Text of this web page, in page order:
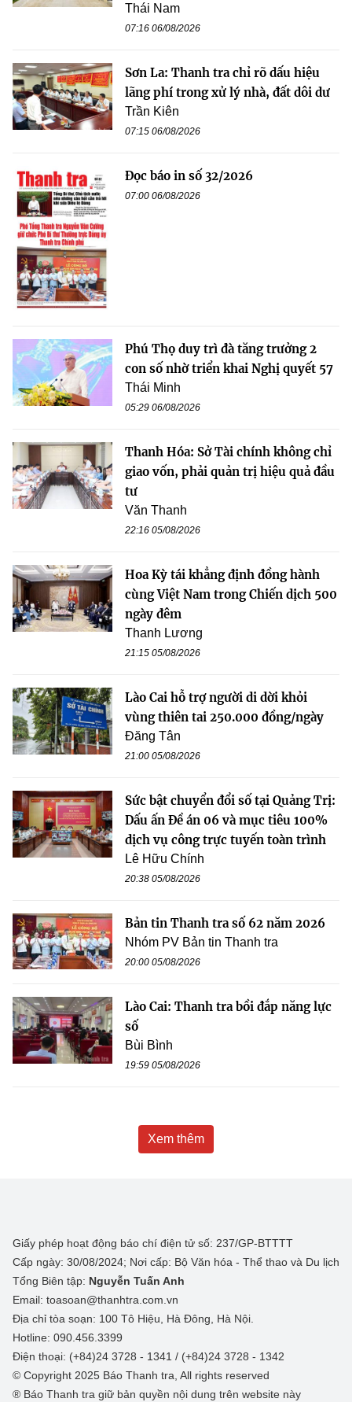
Thái Nam
07:16 06/08/2026
Sơn La: Thanh tra chỉ rõ dấu hiệu
lãng phí trong xử lý nhà, đất dôi dư
Trần Kiên
07:15 06/08/2026
Đọc báo in số 32/2026
07:00 06/08/2026
Phú Thọ duy trì đà tăng trưởng 2
con số nhờ triển khai Nghị quyết 57
Thái Minh
05:29 06/08/2026
Thanh Hóa: Sở Tài chính không chỉ
giao vốn, phải quản trị hiệu quả đầu
tư
Văn Thanh
22:16 05/08/2026
Hoa Kỳ tái khẳng định đồng hành
cùng Việt Nam trong Chiến dịch 500
ngày đêm
Thanh Lương
21:15 05/08/2026
Lào Cai hỗ trợ người di dời khỏi
vùng thiên tai 250.000 đồng/ngày
Đăng Tân
21:00 05/08/2026
Sức bật chuyển đổi số tại Quảng Trị:
Dấu ấn Đề án 06 và mục tiêu 100%
dịch vụ công trực tuyến toàn trình
Lê Hữu Chính
20:38 05/08/2026
Bản tin Thanh tra số 62 năm 2026
Nhóm PV Bản tin Thanh tra
20:00 05/08/2026
Lào Cai: Thanh tra bồi đắp năng lực
số
Bùi Bình
19:59 05/08/2026
Xem thêm
Giấy phép hoạt động báo chí điện tử số: 237/GP-BTTTT
Cấp ngày: 30/08/2024; Nơi cấp: Bộ Văn hóa - Thể thao và Du lịch
Tổng Biên tập: Nguyễn Tuấn Anh
Email: toasoan@thanhtra.com.vn
Địa chỉ tòa soạn: 100 Tô Hiệu, Hà Đông, Hà Nội.
Hotline: 090.456.3399
Điện thoại: (+84)24 3728 - 1341 / (+84)24 3728 - 1342
© Copyright 2025 Báo Thanh tra, All rights reserved
® Báo Thanh tra giữ bản quyền nội dung trên website này